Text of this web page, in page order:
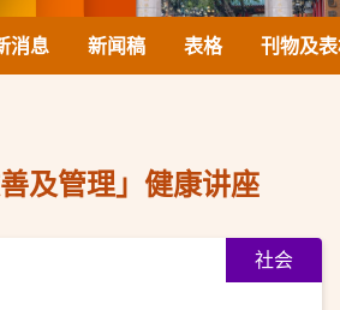
联络我们
消息 新闻稿 表格 刊物及
善及管理」健康讲座
社会